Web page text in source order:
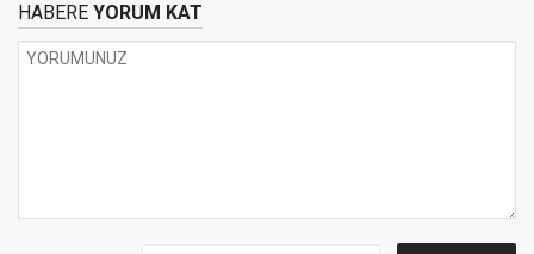
HABERE YORUM KAT